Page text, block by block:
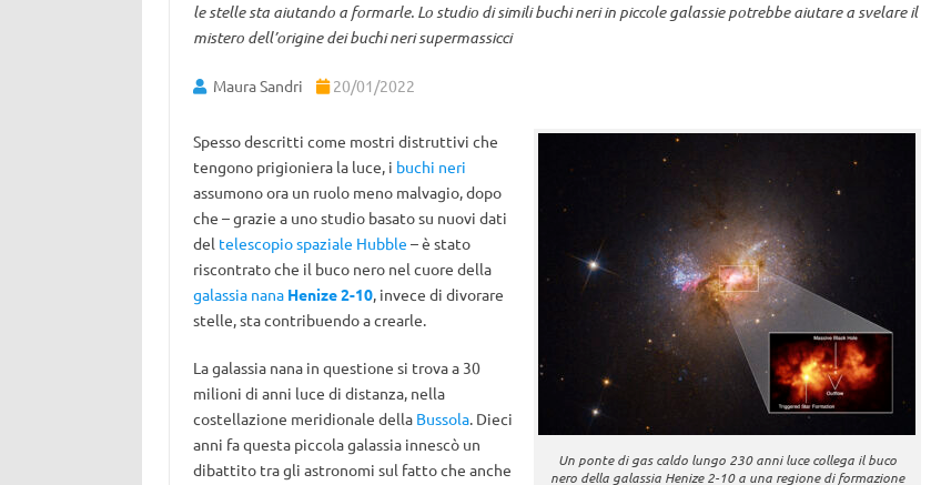
le stelle sta aiutando a formarle. Lo studio di simili buchi neri in piccole galassie potrebbe aiutare a svelare il
mistero dell’origine dei buchi neri supermassicci
Maura Sandri 20/01/2022
Un ponte di gas caldo lungo 230 anni luce collega il buco
nero della galassia Henize 2-10 a una regione di formazione
Spesso descritti come mostri distruttivi che
tengono prigioniera la luce, i buchi neri
assumono ora un ruolo meno malvagio, dopo
che – grazie a uno studio basato su nuovi dati
del telescopio spaziale Hubble – è stato
riscontrato che il buco nero nel cuore della
galassia nana Henize 2-10, invece di divorare
stelle, sta contribuendo a crearle.
La galassia nana in questione si trova a 30
milioni di anni luce di distanza, nella
costellazione meridionale della Bussola. Dieci
anni fa questa piccola galassia innescò un
dibattito tra gli astronomi sul fatto che anche